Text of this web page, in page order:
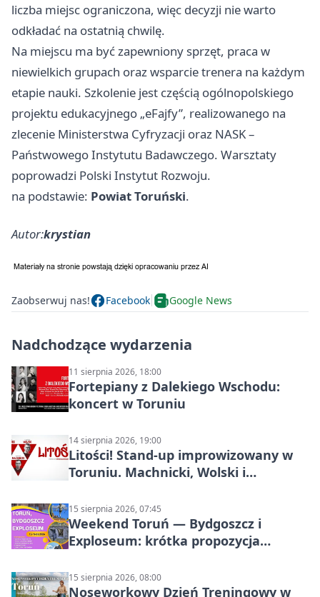
liczba miejsc ograniczona, więc decyzji nie warto
odkładać na ostatnią chwilę.
Na miejscu ma być zapewniony sprzęt, praca w
niewielkich grupach oraz wsparcie trenera na każdym
etapie nauki. Szkolenie jest częścią ogólnopolskiego
projektu edukacyjnego „eFajfy”, realizowanego na
zlecenie Ministerstwa Cyfryzacji oraz NASK –
Państwowego Instytutu Badawczego. Warsztaty
poprowadzi Polski Instytut Rozwoju.
na podstawie: Powiat Toruński.
Autor:krystian
Zaobserwuj nas! Facebook Google News
Nadchodzące wydarzenia
11 sierpnia 2026, 18:00
Fortepiany z Dalekiego Wschodu:
koncert w Toruniu
14 sierpnia 2026, 19:00
Litości! Stand-up improwizowany w
Toruniu. Machnicki, Wolski i
15 sierpnia 2026, 07:45
Weekend Toruń — Bydgoszcz i
Exploseum: krótka propozycja
15 sierpnia 2026, 08:00
Noseworkowy Dzień Treningowy w